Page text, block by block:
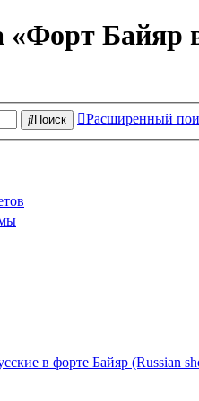
Байяр
Поиск Расширенный
в форте Байяр (Russian